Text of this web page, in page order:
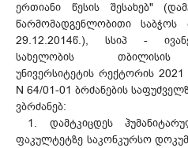
ერთიანი წესის შესახებ"
წარმომადგენლობითი
29.12.2014წ.), სსიპ -
სახელობის თბილისის
უნივერსიტეტის რექტორის
N 64/01-01 ბრძანების
ვბრძანებ:
1. დამტკიცდეს
ფაკულტეტზე საკონკურსო